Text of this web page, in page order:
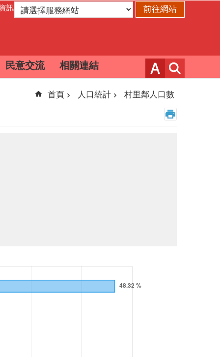
訊網
民意交流 相關連結
首頁 人口統計 村里鄰人口數